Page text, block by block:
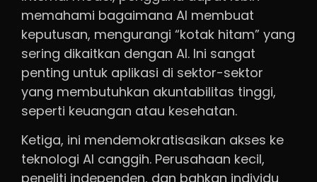
memahami bagaimana AI membuat
keputusan, mengurangi “kotak hitam” yang
sering dikaitkan dengan AI. Ini sangat
penting untuk aplikasi di sektor-sektor
yang membutuhkan akuntabilitas tinggi,
seperti keuangan atau kesehatan.
Ketiga, ini mendemokratisasikan akses ke
teknologi AI canggih. Perusahaan kecil,
peneliti independen, dan bahkan individu